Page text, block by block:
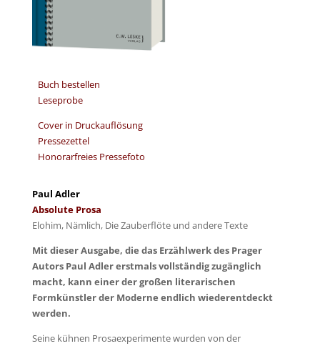
Buch bestellen
Leseprobe
Cover in Druckauflösung
Pressezettel
Honorarfreies Pressefoto
Paul Adler
Absolute Prosa
Elohim, Nämlich, Die Zauberflöte und andere Texte
Mit dieser Ausgabe, die das Erzählwerk des Prager
Autors Paul Adler erstmals vollständig zugänglich
macht, kann einer der großen literarischen
Formkünstler der Moderne endlich wiederentdeckt
werden.
Seine kühnen Prosaexperimente wurden von der